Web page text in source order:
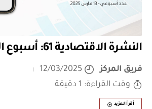
النشرة الاقتصادية 61: أسبوع القمة العربية
فريق المركز
12/03/2025
وقت القراءة: 1 دقيقة
أقرأ المزيد